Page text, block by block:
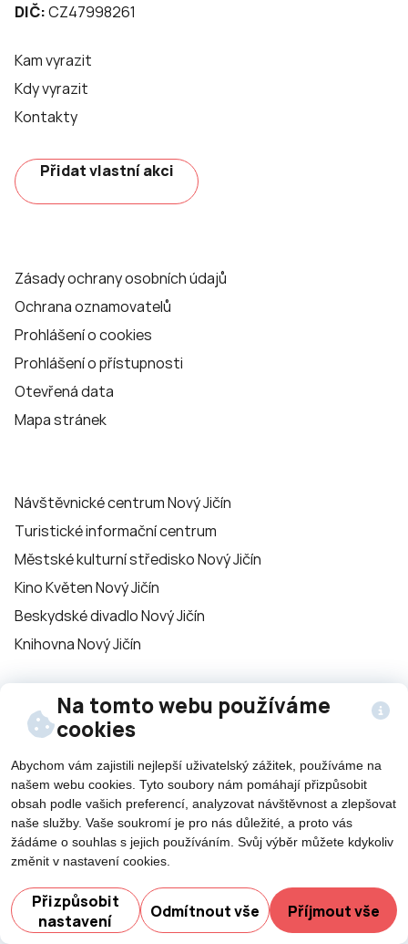
Na tomto webu používáme
cookies
Abychom vám zajistili nejlepší uživatelský zážitek, používáme na
našem webu cookies. Tyto soubory nám pomáhají přizpůsobit
obsah podle vašich preferencí, analyzovat návštěvnost a zlepšovat
naše služby. Vaše soukromí je pro nás důležité, a proto vás
žádáme o souhlas s jejich používáním. Svůj výběr můžete kdykoliv
změnit v nastavení cookies.
Přizpůsobit
nastavení
Odmítnout vše Příjmout vše
DIČ:CZ47998261
Kam vyrazit
Kdy vyrazit
Kontakty
Přidat vlastní akci
Zásady ochrany osobních údajů
Ochrana oznamovatelů
Prohlášení o cookies
Prohlášení o přístupnosti
Otevřená data
Mapa stránek
Návštěvnické centrum Nový Jičín
Turistické informační centrum
Městské kulturní středisko Nový Jičín
Kino Květen Nový Jičín
Beskydské divadlo Nový Jičín
Knihovna Nový Jičín
Sledujte nás na
sítích
jeho části je umožněn pouze se souhlasem města Nový
Jičín.
Potřebujete poradit?Zeptejte